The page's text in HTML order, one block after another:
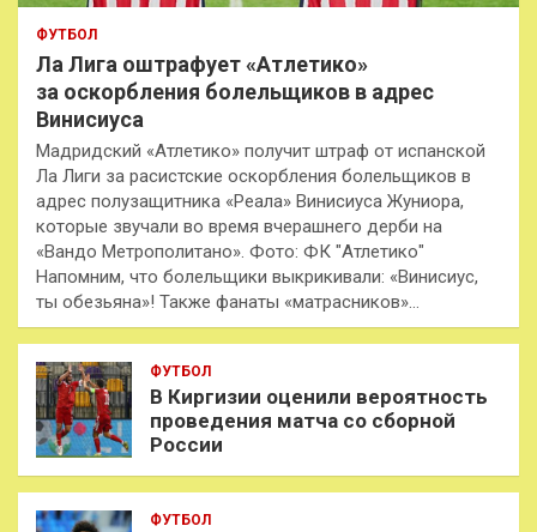
ФУТБОЛ
Ла Лига оштрафует «Атлетико»
за оскорбления болельщиков в адрес
Винисиуса
Мадридский «Атлетико» получит штраф от испанской
Ла Лиги за расистские оскорбления болельщиков в
адрес полузащитника «Реала» Винисиуса Жуниора,
которые звучали во время вчерашнего дерби на
«Вандо Метрополитано». Фото: ФК "Атлетико"
Напомним, что болельщики выкрикивали: «Винисиус,
ты обезьяна»! Также фанаты «матрасников»…
ФУТБОЛ
В Киргизии оценили вероятность
проведения матча со сборной
России
ФУТБОЛ